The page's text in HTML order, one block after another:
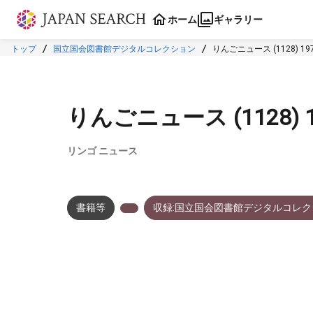
本文に飛ぶ
ホーム ギャラリー
トップ 国立国会図書館デジタルコレクション りんごニュース (1128)
りんごニュース (1128)
リンゴ ニュース
書籍等 収録:国立国会図書館デジタルコレ